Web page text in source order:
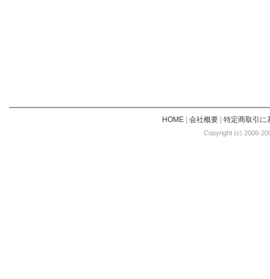
HOME| 会社概要| 特定商取引に
Copyright (c) 2006-